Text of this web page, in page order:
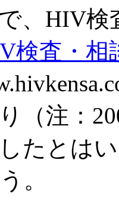
、HIV検
検査・相
（注：
たとは
。